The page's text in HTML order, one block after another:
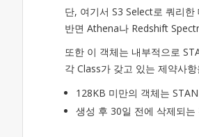
단, 여기서 S3 Select로 쿼리
반면 Athena나 Redshift
또한 이 객체는 내부적으로
각 Class가 갖고 있는 제약사
128KB 미만의 객체는
생성 후 30일 전에 삭제되